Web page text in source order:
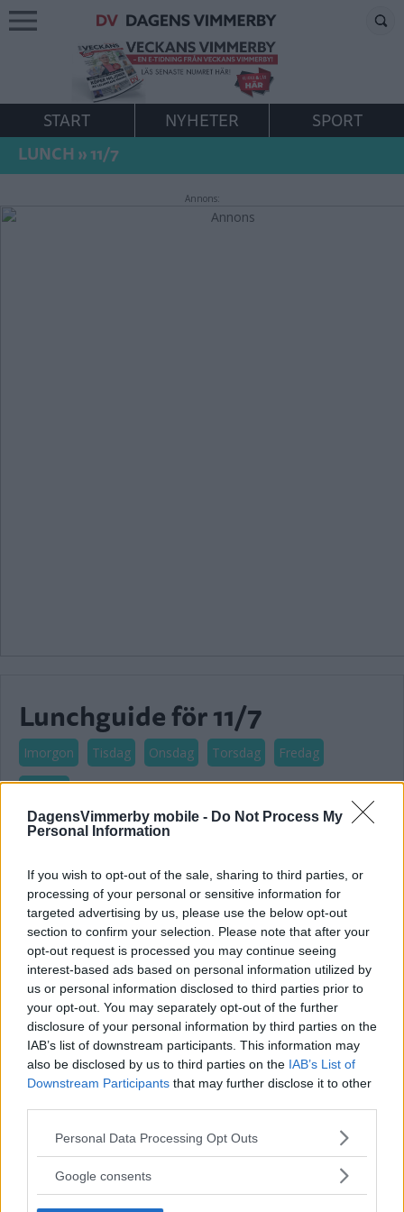
DagensVimmerby mobile - Do Not Process My
Personal Information
If you wish to opt-out of the sale, sharing to third parties, or
processing of your personal or sensitive information for
targeted advertising by us, please use the below opt-out
section to confirm your selection. Please note that after your
opt-out request is processed you may continue seeing
interest-based ads based on personal information utilized by
us or personal information disclosed to third parties prior to
your opt-out. You may separately opt-out of the further
disclosure of your personal information by third parties on the
IAB’s list of downstream participants. This information may
also be disclosed by us to third parties on the IAB’s List of
Downstream Participants that may further disclose it to other
Please note that this website/app uses one or more Google
not limited to your visit or usage behaviour. You may click to
Personal Data Processing Opt Outs
Google consents
START NYHETER
SPORT
LUNCH »11/7
Annons:
Lunchguide för 11/7
Imorgon Tisdag Onsdag Torsdag Fredag
Lördag
SENASTE
Fina initiativet för legenden – "Jag blev verkligen rörd över det"
DEBATT: Trygghet är den viktigaste jämställdhetsfrågan
Solcellsparken fick nej – nu har företaget överklagat
Hade anabola steroider i köksskåpet – man från Vimmerby
åtalas
MEST LÄST
Lugnande besked efter dagens olycka i Rally-SM